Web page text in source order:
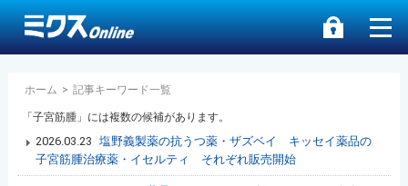
ホーム > 記事キーワード一覧
「子宮筋腫」には複数の候補があります。
2026.03.23 塩野義製薬の抗うつ薬・ザズベイ キッセイ薬品の
子宮筋腫治療薬・イセルティ それぞれ販売開始